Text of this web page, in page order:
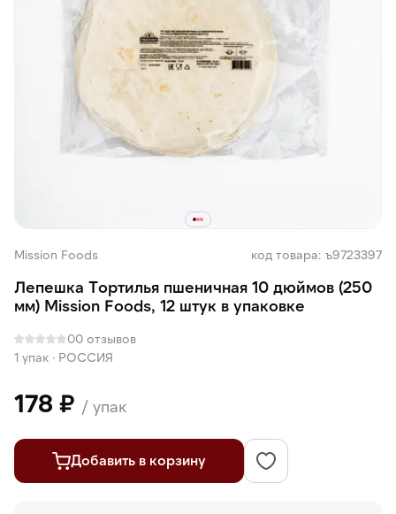
Mission Foods код товара: ъ9723397
Лепешка Тортилья пшеничная 10 дюймов (250
мм) Mission Foods, 12 штук в упаковке
00 отзывов
1 упак · РОССИЯ
178 ₽ / упак
Добавить в корзину